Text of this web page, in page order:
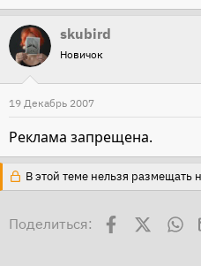
skubird
Новичок
19 Декабрь 2007
Реклама запрещена.
В этой теме нельзя размещать
Поделиться: Facebook